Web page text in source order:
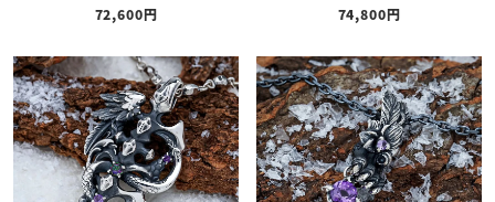
72,600 74,800